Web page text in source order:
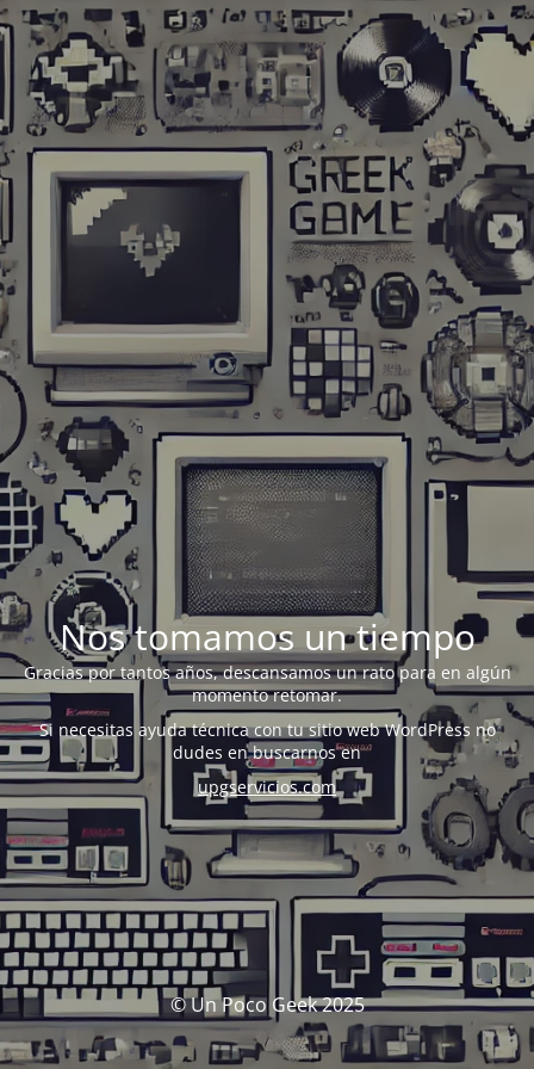
Nos tomamos un tiempo
Gracias por tantos años, descansamos un rato para en algún
momento retomar.
Si necesitas ayuda técnica con tu sitio web WordPress no
dudes en buscarnos en
upgservicios.com
© Un Poco Geek 2025